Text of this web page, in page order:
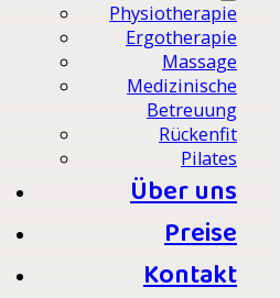
Physiotherapie
Ergotherapie
Massage
Medizinische
Betreuung
Rückenfit
Pilates
Über uns
Preise
Kontakt